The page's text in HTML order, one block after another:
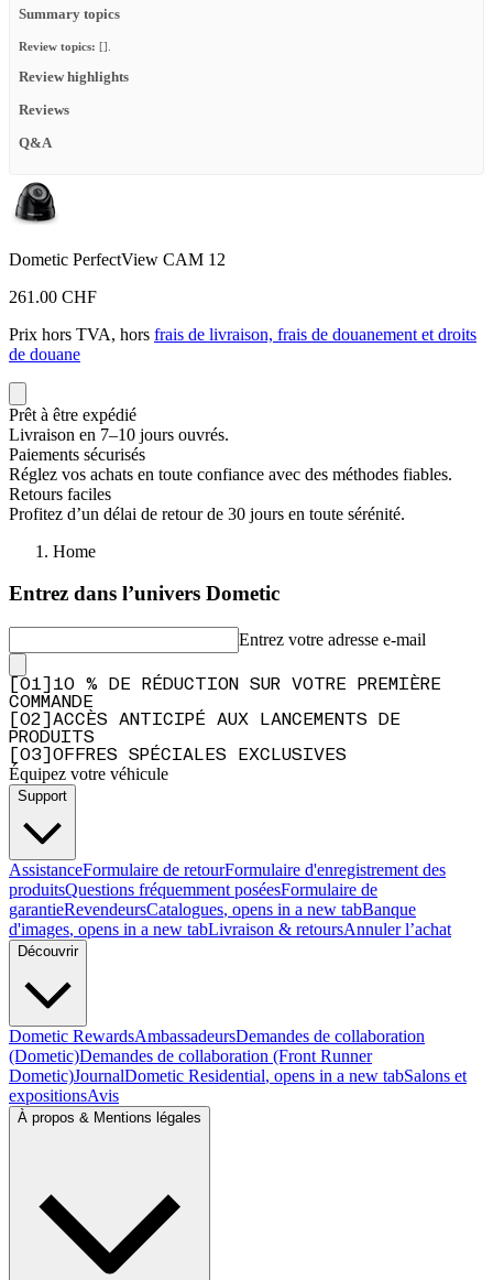
Summary topics
Review topics: [].
Review highlights
Reviews
Q&A
Dometic PerfectView CAM 12
261.00 CHF
Prix hors TVA, hors frais de livraison, frais de douanement et droits
de douane
Prêt à être expédié
Livraison en 7–10 jours ouvrés.
Paiements sécurisés
Réglez vos achats en toute confiance avec des méthodes fiables.
Retours faciles
Profitez d’un délai de retour de 30 jours en toute sérénité.
Home
Entrez dans l’univers Dometic
Entrez votre adresse e-mail
01
10 % DE RÉDUCTION SUR VOTRE PREMIÈRE
COMMANDE
02
ACCÈS ANTICIPÉ AUX LANCEMENTS DE
PRODUITS
03 OFFRES SPÉCIALES EXCLUSIVES
Équipez votre véhicule
Support
AssistanceFormulaire de retourFormulaire d'enregistrement des
produitsQuestions fréquemment poséesFormulaire de
garantieRevendeursCatalogues, opens in a new tabBanque
d'images, opens in a new tabLivraison & retoursAnnuler l’achat
Découvrir
Dometic RewardsAmbassadeursDemandes de collaboration
(Dometic)Demandes de collaboration (Front Runner
Dometic)JournalDometic Residential, opens in a new tabSalons et
expositionsAvis
À propos & Mentions légales